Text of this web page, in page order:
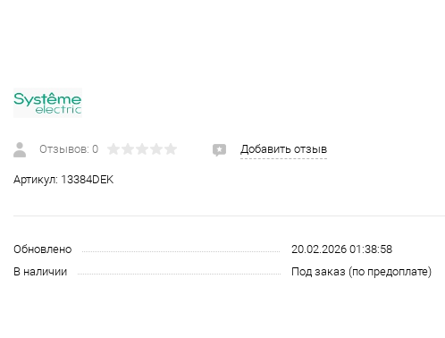
Отзывов: 0 Добавить отзыв
Артикул: 13384DEK
Обновлено
20.02.2026 01:38:58
В наличии
Под заказ (по предоплате)